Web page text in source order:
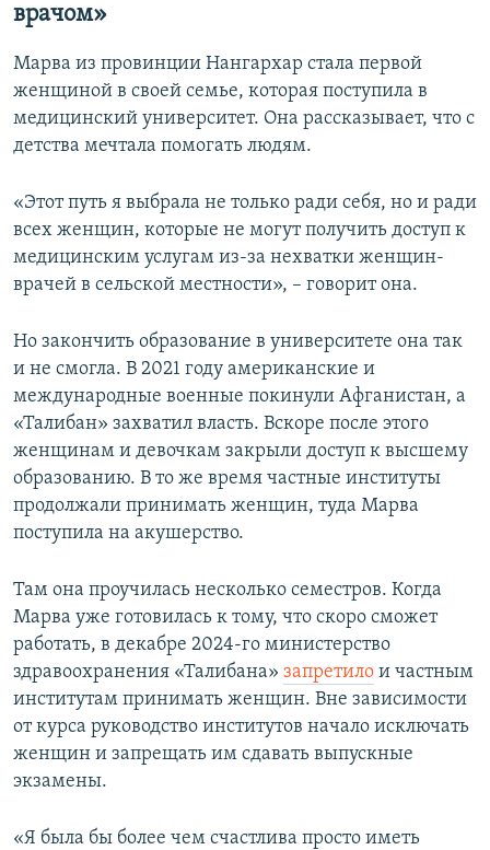
врачом»
Марва из провинции Нангархар стала первой
женщиной в своей семье, которая поступила в
медицинский университет. Она рассказывает, что с
детства мечтала помогать людям.
«Этот путь я выбрала не только ради себя, но и ради
всех женщин, которые не могут получить доступ к
медицинским услугам из-за нехватки женщин-
врачей в сельской местности», – говорит она.
Но закончить образование в университете она так
и не смогла. В 2021 году американские и
международные военные покинули Афганистан, а
«Талибан» захватил власть. Вскоре после этого
женщинам и девочкам закрыли доступ к высшему
образованию. В то же время частные институты
продолжали принимать женщин, туда Марва
поступила на акушерство.
Там она проучилась несколько семестров. Когда
Марва уже готовилась к тому, что скоро сможет
работать, в декабре 2024-го министерство
здравоохранения «Талибана» запретило и частным
институтам принимать женщин. Вне зависимости
от курса руководство институтов начало исключать
женщин и запрещать им сдавать выпускные
экзамены.
«Я была бы более чем счастлива просто иметь